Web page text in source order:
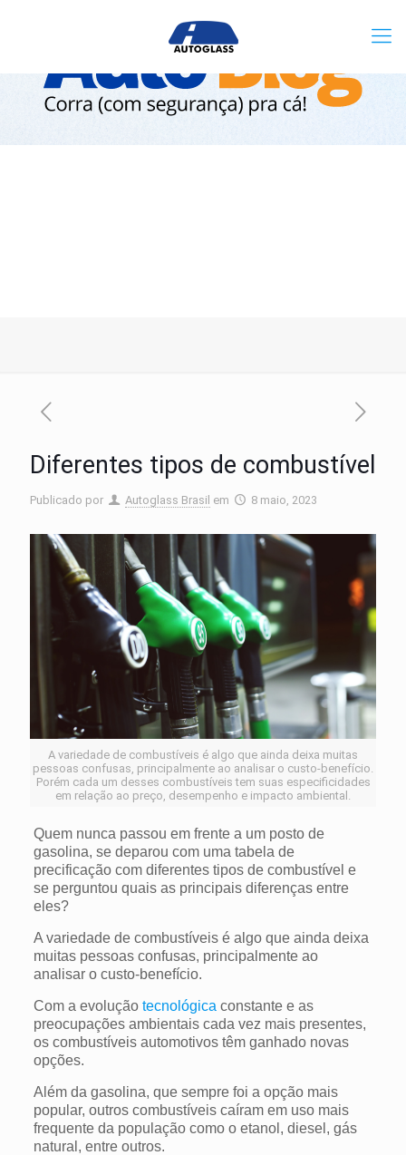
Diferentes tipos de combustível
Publicado por Autoglass Brasil em 8 maio, 2023
A variedade de combustíveis é algo que ainda deixa muitas
pessoas confusas, principalmente ao analisar o custo-benefício.
Porém cada um desses combustíveis tem suas especificidades
em relação ao preço, desempenho e impacto ambiental.
Quem nunca passou em frente a um posto de
gasolina, se deparou com uma tabela de
precificação com diferentes tipos de combustível e
se perguntou quais as principais diferenças entre
eles?
A variedade de combustíveis é algo que ainda deixa
muitas pessoas confusas, principalmente ao
analisar o custo-benefício.
Com a evolução tecnológica constante e as
preocupações ambientais cada vez mais presentes,
os combustíveis automotivos têm ganhado novas
opções.
Além da gasolina, que sempre foi a opção mais
popular, outros combustíveis caíram em uso mais
frequente da população como o etanol, diesel, gás
natural, entre outros.